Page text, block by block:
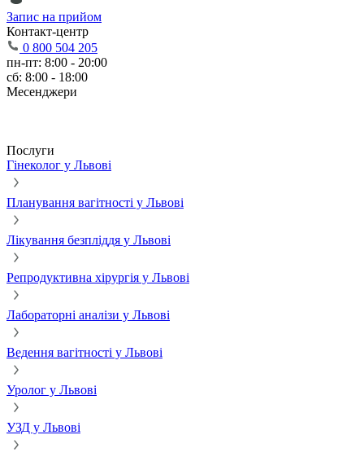
Запис на прийом
Контакт-центр
0 800 504 205
пн-пт: 8:00 - 20:00
сб: 8:00 - 18:00
Месенджери
Послуги
Гінеколог у Львові
Планування вагітності у Львові
Лікування безпліддя у Львові
Репродуктивна хірургія у Львові
Лабораторні аналізи у Львові
Ведення вагітності у Львові
Уролог у Львові
УЗД у Львові